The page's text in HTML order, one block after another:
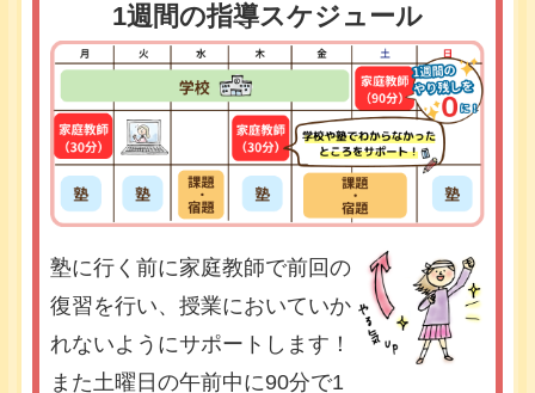
1週間の指導スケジュール
塾に行く前に家庭教師で前回の
復習を行い、授業においていか
れないようにサポートします！
また土曜日の午前中に90分で1